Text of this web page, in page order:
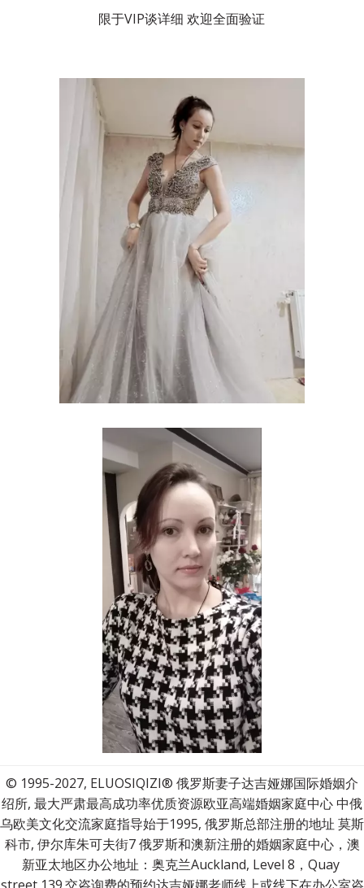
限于VIP谈详细 欢迎全面验证
© 1995-2027, ELUOSIQIZI® 俄罗斯妻子达吉娅娜国际婚姻介
绍所, 最大严肃最高成功率优质资源欧亚高端婚姻家庭中心 中俄
乌欧美文化交流家庭指导始于1995, 俄罗斯总部注册的地址 莫斯
科市, 伊尔库朱可夫街7 俄罗斯和澳新注册的婚姻家庭中心，澳
新亚太地区办公地址：奥克兰Auckland, Level 8，Quay